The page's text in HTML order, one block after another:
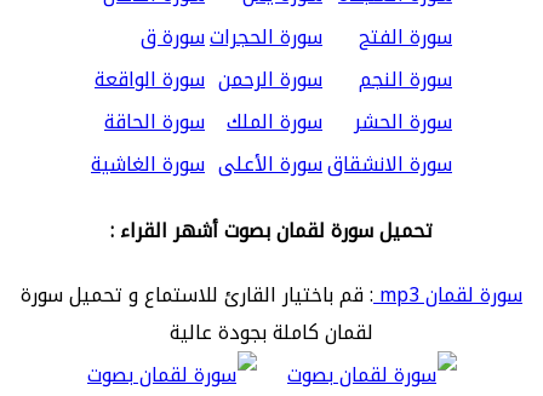
سورة الفتح
سورة الحجراتسورة ق
سورة النجم
سورة الرحمن سورة الواقعة
سورة الحشر
سورة الملك سورة الحاقة
سورة الانشقاقسورة الأعلى سورة الغاشية
تحميل سورة لقمان بصوت أشهر القراء :
سورة لقمان mp3
: قم باختيار القارئ للاستماع و تحميل سورة
لقمان كاملة بجودة عالية